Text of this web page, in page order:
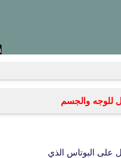
للوجه والجسم
على البوتاس الذي